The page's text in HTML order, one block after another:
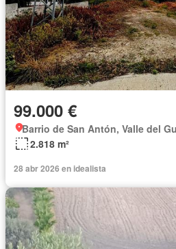
99.000 €
Barrio de San Antón, Valle del
2.818 m²
28 abr 2026 en idealista